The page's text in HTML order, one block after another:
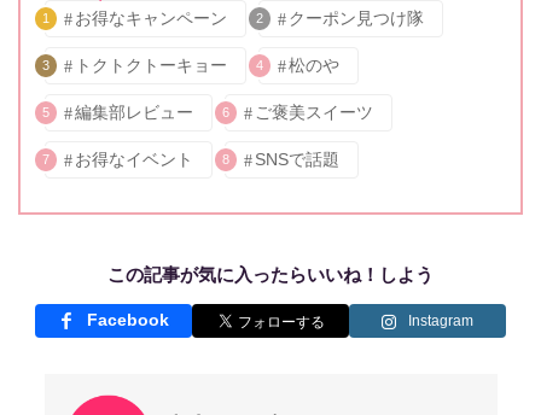
1 お得なキャンペーン 2 クーポン見つけ隊
3 トクトクトーキョー 4 松のや
5 編集部レビュー 6 ご褒美スイーツ
7 お得なイベント 8 SNSで話題
この記事が気に入ったらいいね！しよう
Facebook Instagram